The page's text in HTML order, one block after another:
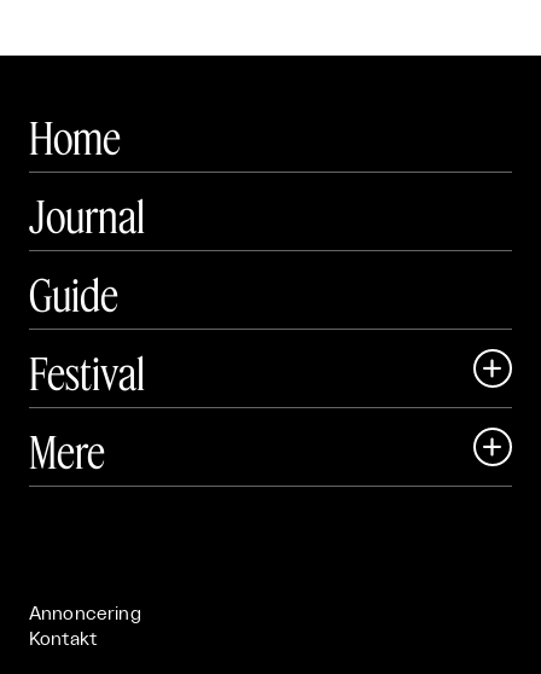
Home
Journal
Guide
Festival

 Art Matter Festival
Mere 
Annoncering
Kontakt